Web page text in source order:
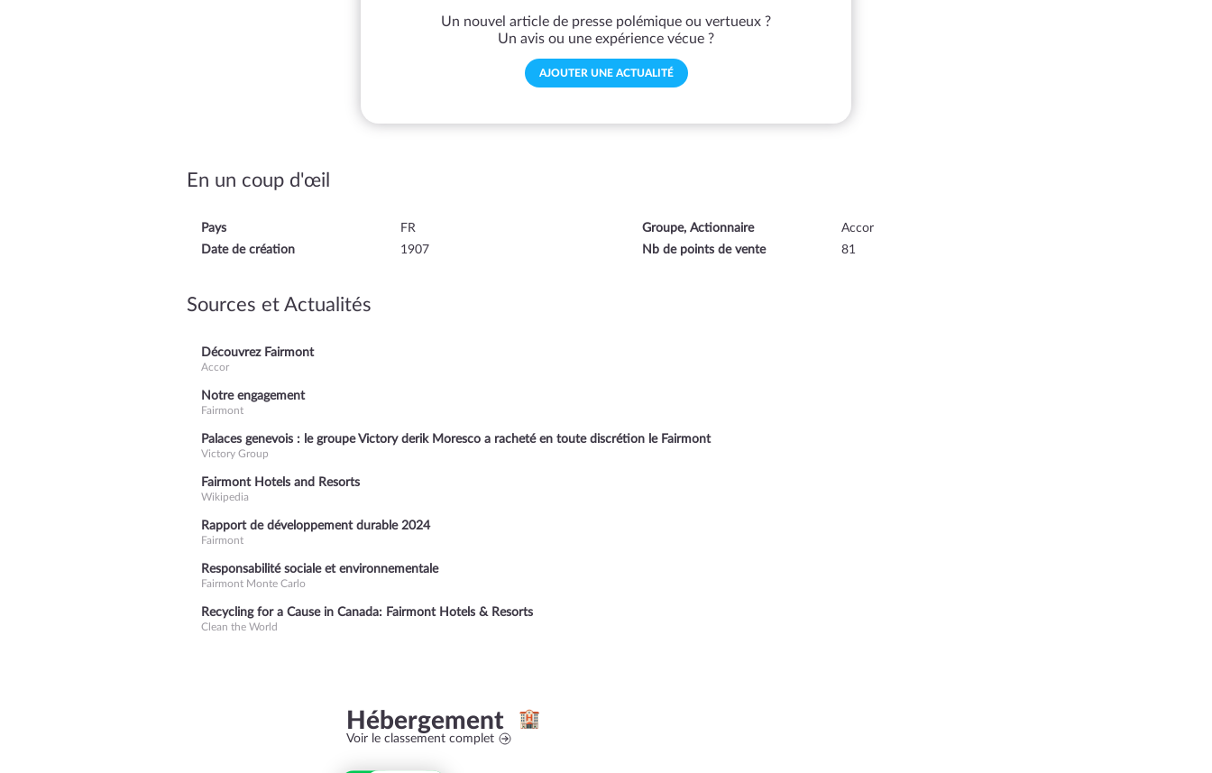
Un nouvel article de presse polémique ou vertueux ?
Un avis ou une expérience vécue ?
AJOUTER UNE ACTUALITÉ
En un coup d'œil
Pays
FR
Date de création
1907
Groupe, Actionnaire
Accor
Nb de points de vente
81
Sources et Actualités
Découvrez Fairmont
Accor
Notre engagement
Fairmont
Palaces genevois : le groupe Victory derik Moresco a racheté en toute discrétion le Fairmont
Victory Group
Fairmont Hotels and Resorts
Wikipedia
Rapport de développement durable 2024
Fairmont
Responsabilité sociale et environnementale
Fairmont Monte Carlo
Recycling for a Cause in Canada: Fairmont Hotels & Resorts
Clean the World
Hébergement
Voir le classement complet